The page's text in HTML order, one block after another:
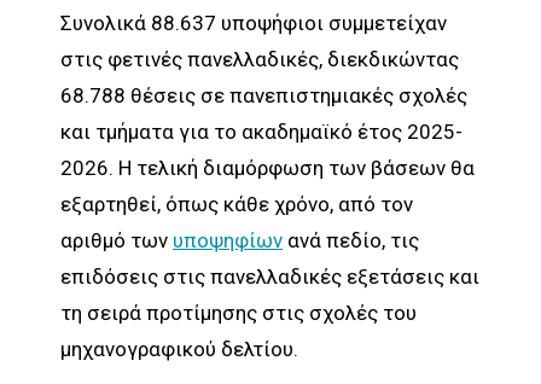
Συνολικά 88.637 υποψήφιοι συμμετείχαν
στις φετινές πανελλαδικές, διεκδικώντας
68.788 θέσεις σε πανεπιστημιακές σχολές
και τμήματα για το ακαδημαϊκό έτος 2025-
2026. Η τελική διαμόρφωση των βάσεων θα
εξαρτηθεί, όπως κάθε χρόνο, από τον
αριθμό των υποψηφίων ανά πεδίο, τις
επιδόσεις στις πανελλαδικές εξετάσεις και
τη σειρά προτίμησης στις σχολές του
μηχανογραφικού δελτίου.